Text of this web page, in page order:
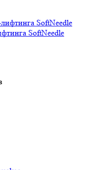
SoftNeedle